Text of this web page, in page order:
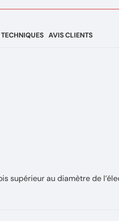
AVIS CLIENTS
supérieur au diamètre de